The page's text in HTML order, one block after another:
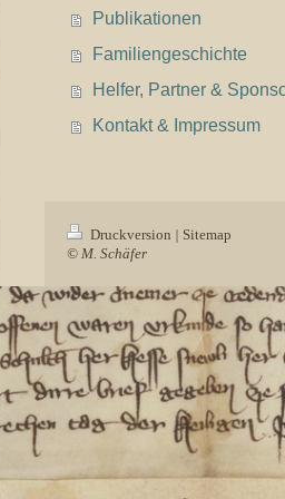
Publikationen
Familiengeschichte
Helfer, Partner &
Kontakt & Impressum
Druckversion
Sitemap
© M. Schäfer